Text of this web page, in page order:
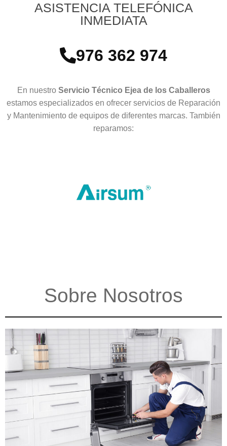
ASISTENCIA TELEFÓNICA
INMEDIATA
976 362 974
En nuestro Servicio Técnico Ejea de los Caballeros
estamos especializados en ofrecer servicios de Reparación
y Mantenimiento de equipos de diferentes marcas. También
reparamos:
Sobre Nosotros